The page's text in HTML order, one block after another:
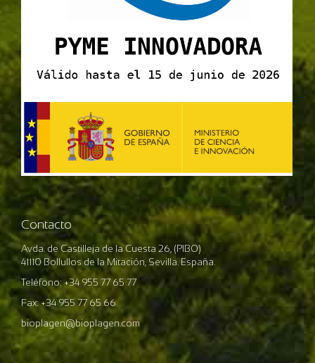
Contacto
Avda. de Castilleja de la Cuesta 26, (PIBO)
41110 Bollullos de la Mitación, Sevilla. España.
Teléfono: +34 955 77 65 77
Fax: +34 955 77 65 66
bioplagen@bioplagen.com